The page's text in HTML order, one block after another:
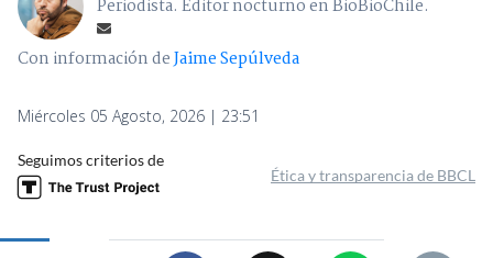
Periodista. Editor nocturno en BioBioChile.
Con información deJaime Sepúlveda
Miércoles 05 Agosto, 2026 | 23:51
Seguimos criterios de
Ética y transparencia de BBCL